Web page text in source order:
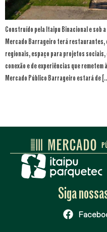
Construído pela Itaipu Binacional e sob
Mercado Barrageiro terá restaurantes,
regionais, espaço para projetos
conexão e de experiências que
Mercado Público Barrageiro estará de
Siga